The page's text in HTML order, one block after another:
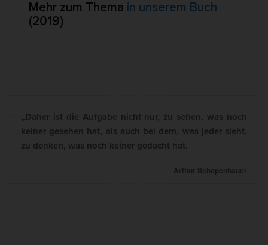
Mehr zum Thema in unserem Buch
(2019)
„Daher ist die Aufgabe nicht nur, zu sehen, was noch
keiner gesehen hat, als auch bei dem, was jeder sieht,
zu denken, was noch keiner gedacht hat.
Arthur Schopenhauer